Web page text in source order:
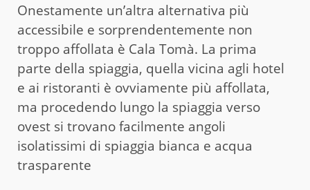
Onestamente un’altra alternativa più
accessibile e sorprendentemente non
troppo affollata è Cala Tomà. La prima
parte della spiaggia, quella vicina agli hotel
e ai ristoranti è ovviamente più affollata,
ma procedendo lungo la spiaggia verso
ovest si trovano facilmente angoli
isolatissimi di spiaggia bianca e acqua
trasparente